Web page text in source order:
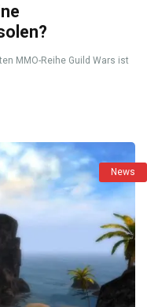
MMO-Reihe Guild Wars ist
News